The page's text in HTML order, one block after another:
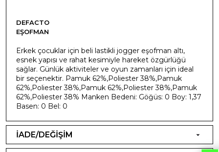
DEFACTO
EŞOFMAN
Erkek çocuklar için beli lastikli jogger eşofman altı,
esnek yapısı ve rahat kesimiyle hareket özgürlüğü
sağlar. Günlük aktiviteler ve oyun zamanları için ideal
bir seçenektir. Pamuk 62%,Poliester 38%,Pamuk
62%,Poliester 38%,Pamuk 62%,Poliester 38%,Pamuk
62%,Poliester 38% Manken Bedeni: Göğüs: 0 Boy: 1,37
Basen: 0 Bel: 0
İADE/DEĞİŞİM